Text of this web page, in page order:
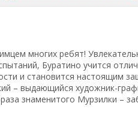
многих ребят!
Буратино учится
и становится настоящим
– выдающийся художник-
знаменитого Мурзилки –